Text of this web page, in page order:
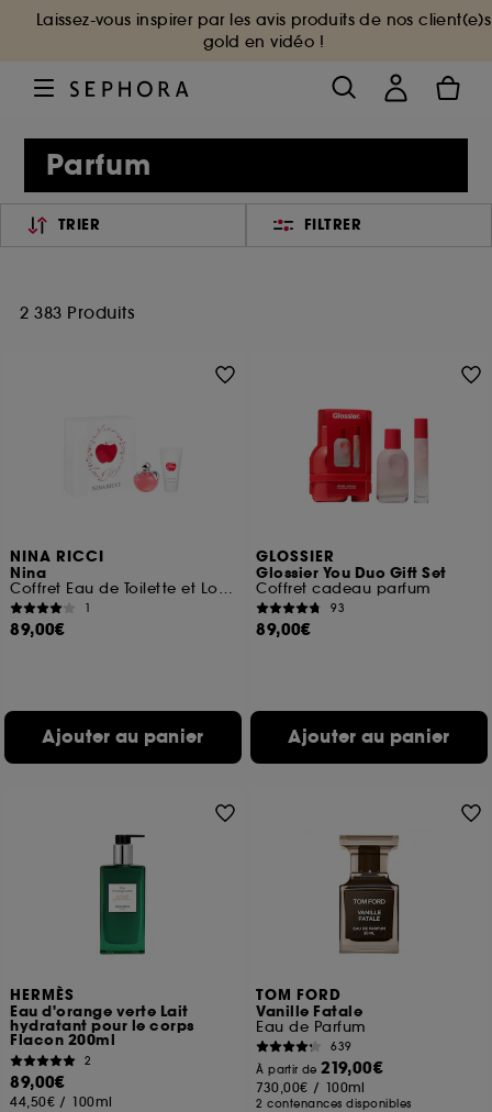
Laissez-vous inspirer par les avis produits de nos client(e)s
gold en vidéo !
Parfum
TRIER FILTRER
2 383 Produits
NINA RICCI
Nina
Coffret Eau de Toilette et Lotion
1
89,00€
Ajouter au panier
GLOSSIER
Glossier You Duo Gift Set
Coffret cadeau parfum
93
89,00€
Ajouter au panier
HERMÈS
Eau d'orange verte Lait
hydratant pour le corps
Flacon 200ml
2
89,00€
44,50€ / 100ml
TOM FORD
Vanille Fatale
Eau de Parfum
639
À partir de219,00€
730,00€ / 100ml
2 contenances disponibles